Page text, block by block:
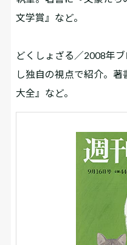
文学賞』など。
どくしょざる／2008年
し独自の視点で紹介。
大全』など。